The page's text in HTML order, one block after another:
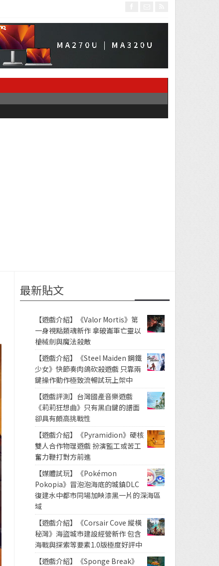
最新貼文
【遊戲介紹】《Valor Mortis》第
一身視點類魂新作 拿破崙軍亡靈以
槍械劍與魔法殺敵
【遊戲介紹】《Steel Maiden 鋼鐵
少女》快節奏肉鴿砍殺遊戲 只靠兩
鍵操作動作極致流暢試玩上架中
【遊戲評測】台灣國產音樂遊戲
《莉莉狂想曲》只有黑白鍵的譜面
卻具有頗高挑戰性
【遊戲介紹】《Pyramidion》硬核
雙人合作物理遊戲 扮演監工或苦工
奮力鞭打對方前進
【媒體試玩】《Pokémon
Pokopia》冒泡泡海底的城鎮DLC
復建水中都市同場加映漆黑一片的深海區
域
【遊戲介紹】《Corsair Cove 縱橫
秘灣》海盜城市建設經營新作 包含
海戰與探索等要素1.0版極度好評中
【遊戲介紹】《Sponge Break》